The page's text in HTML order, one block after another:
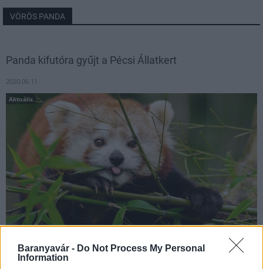
Baranyavár - Do Not Process My Personal
Information
VÖRÖS PANDA
Panda kifutóra gyűjt a Pécsi Állatkert
2020.06.11
Aktuális
Már több, mint 400.000 forint összegyűlt a két Pécsre kerülő kis